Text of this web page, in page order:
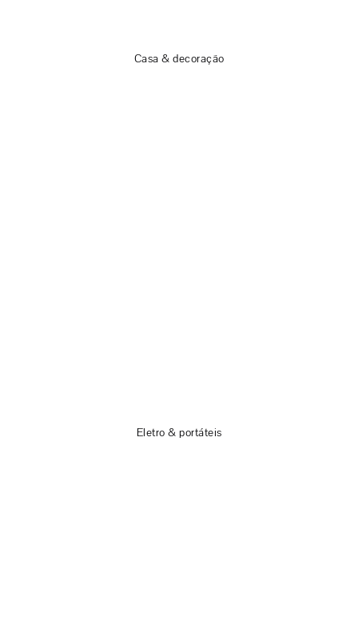
Casa & decoração
Eletro & portáteis